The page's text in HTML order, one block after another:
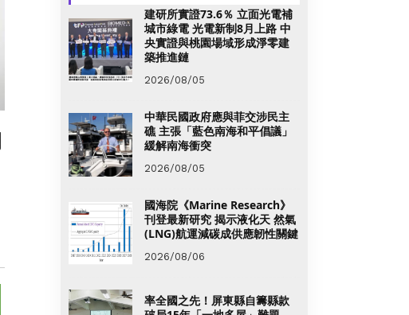
建研所實證73.6％ 立面光電補
城市綠電 光電新制8月上路 中
央實證與桃園場域形成淨零建
築推進鏈
2026/08/05
中華民國政府應與菲交涉民主
礁 主張「藍色南海和平倡議」
緩解南海衝突
2026/08/05
國海院《Marine Research》
刊登最新研究 揭示液化天 然氣
(LNG)航運減碳成供應韌性關鍵
2026/08/06
率全國之先！屏東縣自籌縣款